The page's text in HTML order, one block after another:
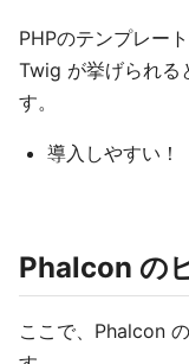
PHPのテンプレー
Twig が挙げられる
す。
導入しやすい！
Phalcon の
ここで、Phalcon